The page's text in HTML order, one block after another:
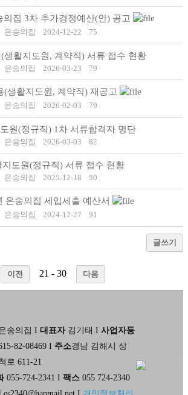
의집 3차 추가경정예산(안) 공고
은송의집 2024-12-22 75
생활지도원, 계약직) 서류 접수 현황
은송의집 2026-03-23 79
(생활지도원, 계약직) 재공고
은송의집 2026-02-03 79
원(정규직) 1차 서류합격자 명단
은송의집 2026-03-03 82
지도원(정규직) 서류 접수 현황
은송의집 2025-12-18 90
은송의집 세입세출 예산서
은송의집 2024-12-27 91
글쓰기
이전 21 - 30 다음
송의집 I 대표자김기태 I 사업자등
82-08469 I 주소경남 김해시 상
로 611-21
055-724-2341 I 팩스 055 724-2340